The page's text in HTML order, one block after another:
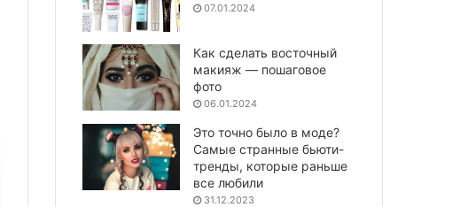
07.01.2024
Как сделать восточный
макияж — пошаговое
фото
06.01.2024
Это точно было в моде?
Самые странные бьюти-
тренды, которые раньше
все любили
31.12.2023